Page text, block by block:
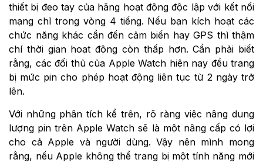
thiết bị đeo tay của hãng hoạt động độc lập với kết nối
mạng chỉ trong vòng 4 tiếng. Nếu bạn kích hoạt các
chức năng khác cần đến cảm biến hay GPS thì thậm
chí thời gian hoạt động còn thấp hơn. Cần phải biết
rằng, các đối thủ của Apple Watch hiện nay đều trang
bị mức pin cho phép hoạt động liên tục từ 2 ngày trở
lên.
Với những phân tích kể trên, rõ ràng việc nâng dung
lượng pin trên Apple Watch sẽ là một nâng cấp có lợi
cho cả Apple và người dùng. Vậy nên mình mong
rằng, nếu Apple không thể trang bị một tính năng mới